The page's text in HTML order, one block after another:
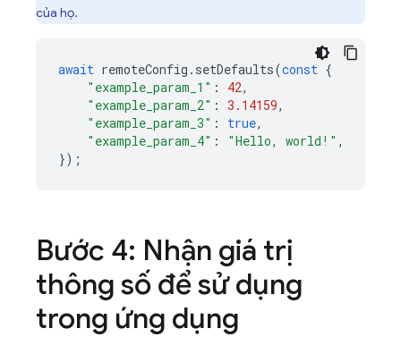
của họ.
await remoteConfig . setDefaults(const {
"example_param_1" : 42,
"example_param_2" : 3.14159,
"example_param_3" : true,
"example_param_4" : "Hello, world!" ,
});
Bước 4: Nhận giá trị
thông số để sử dụng
trong ứng dụng